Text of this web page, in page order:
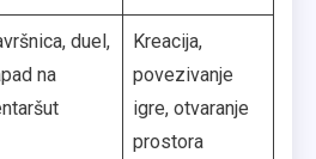
duel,
na
Kreacija,
povezivanje
igre, otvaranje
prostora